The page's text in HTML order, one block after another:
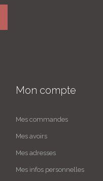
Mon compte
Mes commandes
Mes avoirs
Mes adresses
Mes infos personnelles